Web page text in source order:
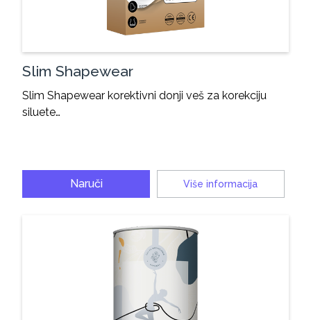
Slim Shapewear
Slim Shapewear korektivni donji veš za korekciju
siluete…
Naruči Više informacija